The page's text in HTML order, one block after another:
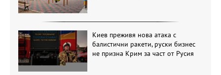
Киев преживя нова атака с
балистични ракети, руски бизнес
не призна Крим за част от Русия